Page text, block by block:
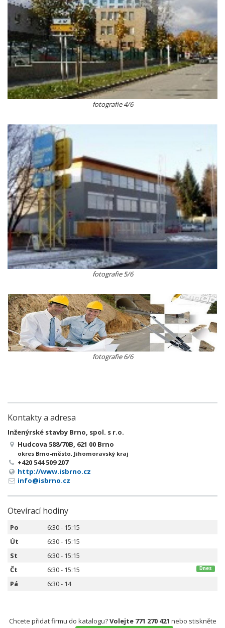
fotografie 4/6
fotografie 5/6
fotografie 6/6
Kontakty a adresa
Inženýrské stavby Brno, spol. s r.o.
Hudcova 588/70B, 621 00 Brno
okres Brno-město, Jihomoravský kraj
+420 544 509 207
http://www.isbrno.cz
info@isbrno.cz
Otevírací hodiny
Po
6:30 - 15:15
Út
6:30 - 15:15
St
6:30 - 15:15
Čt
6:30 - 15:15 Dnes
Pá 6:30 - 14
Chcete přidat firmu do katalogu?Volejte 771 270 421 nebo stiskněte